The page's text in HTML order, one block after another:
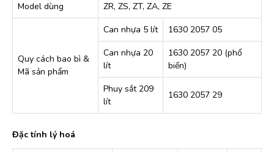
Model dùng
ZR, ZS, ZT, ZA, ZE
Quy cách bao bì &
Mã sản phẩm
Can nhựa 5 lít
1630 2057 05
Can nhựa 20
lít
1630 2057 20 (phổ
biến)
Phuy sắt 209
lít
1630 2057 29
Đặc tính lý hoá